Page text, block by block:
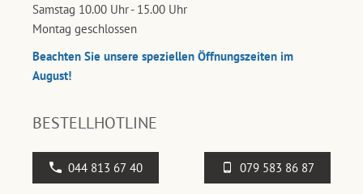
Samstag 10.00 Uhr - 15.00 Uhr
Montag geschlossen
Beachten Sie unsere speziellen Öffnungszeiten im
August!
BESTELLHOTLINE
044 813 67 40 079 583 86 87